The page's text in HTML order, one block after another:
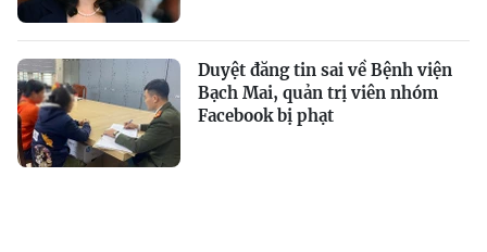
Duyệt đăng tin sai về Bệnh viện
Bạch Mai, quản trị viên nhóm
Facebook bị phạt